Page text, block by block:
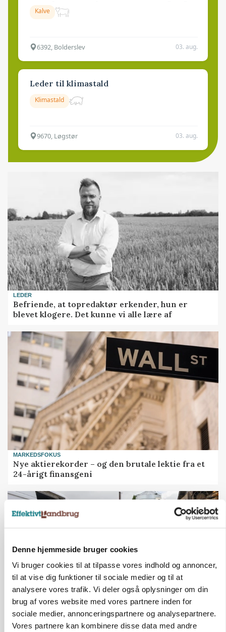
Denne hjemmeside bruger cookies
Vi bruger cookies til at tilpasse vores indhold og annoncer,
til at vise dig funktioner til sociale medier og til at
analysere vores trafik. Vi deler også oplysninger om din
brug af vores website med vores partnere inden for
sociale medier, annonceringspartnere og analysepartnere.
Vores partnere kan kombinere disse data med andre
Kalve
6392, Bolderslev 03. aug.
Leder til klimastald
Klimastald
9670, Løgstør 03. aug.
LEDER
Befriende, at topredaktør erkender, hun er
blevet klogere. Det kunne vi alle lære af
MARKEDSFOKUS
Nye aktierekorder – og den brutale lektie fra et
24-årigt finansgeni
PLANTER
På døgnvagt i høsten